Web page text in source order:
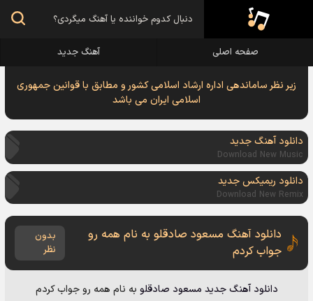
صفحه اصلی آهنگ جدید
زیر نظر ساماندهی اداره ارشاد اسلامی کشور و مطابق با قوانین جمهوری
اسلامی ایران می باشد
دانلود آهنگ جدید
Download New Music
دانلود ریمیکس جدید
Download New Remix
دانلود آهنگ مسعود صادقلو به نام همه رو
جواب کردم
بدون
نظر
دانلود آهنگ جدید مسعود صادقلو به نام همه رو جواب کردم